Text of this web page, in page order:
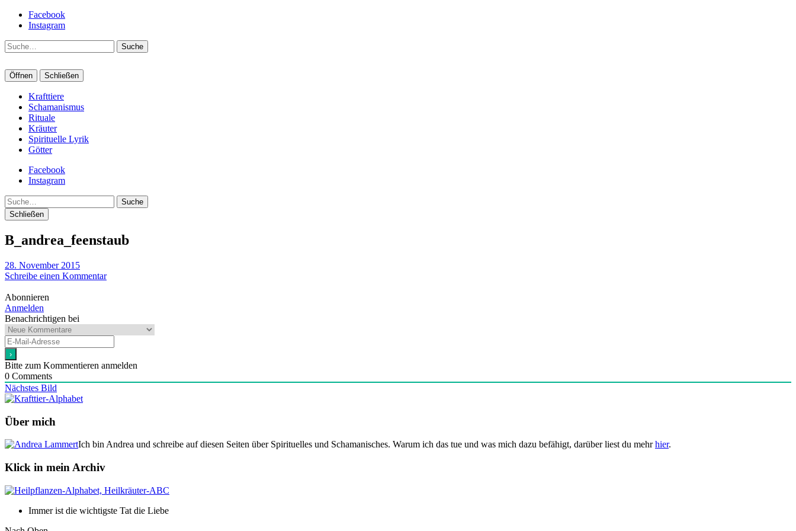
Facebook
Instagram
Suche
Öffnen Schließen
Krafttiere
Schamanismus
Rituale
Kräuter
Spirituelle Lyrik
Götter
Facebook
Instagram
Suche
Schließen
B_andrea_feenstaub
28. November 2015
Schreibe einen Kommentar
Abonnieren
Anmelden
Benachrichtigen bei
Bitte zum Kommentieren anmelden
0 Comments
Nächstes Bild
Über mich
Ich bin Andrea und schreibe auf diesen Seiten über Spirituelles und Schamanisches. Warum ich das tue und was mich dazu befähigt, darüber liest du mehrhier.
Klick in mein Archiv
Immer ist die wichtigste Tat die Liebe